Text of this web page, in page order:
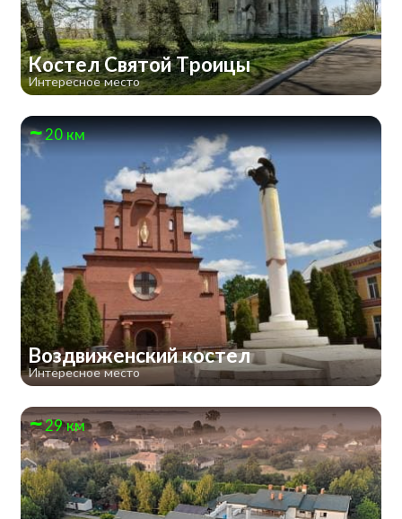
Костел Святой Троицы
Интересное место
20 км
Воздвиженский костел
Интересное место
29 км